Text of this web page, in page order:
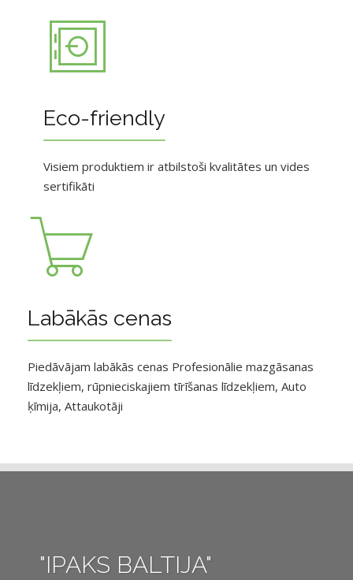
Eco-friendly
Visiem produktiem ir atbilstoši kvalitātes un vides
sertifikāti
Labākās cenas
Piedāvājam labākās cenas Profesionālie mazgāsanas
līdzekļiem, rūpnieciskajiem tīrīšanas līdzekļiem, Auto
ķīmija, Attaukotāji
"IPAKS BALTIJA"